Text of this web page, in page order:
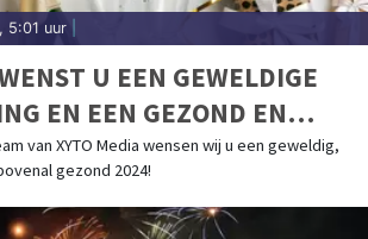
5:01 uur
U EEN GEWELDIGE
EN EEN GEZOND EN
van XYTO Media wensen wij u een geweldig,
gezond 2024!